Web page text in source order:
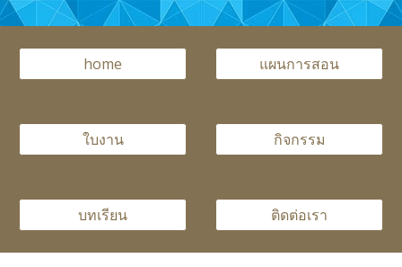
home แผนการสอน
ใบงาน กิจกรรม
บทเรียน ติดต่อเรา